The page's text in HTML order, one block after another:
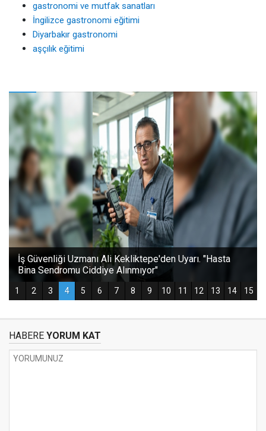
gastronomi ve mutfak sanatları
İngilizce gastronomi eğitimi
Diyarbakır gastronomi
aşçılık eğitimi
HABERE YORUM KAT